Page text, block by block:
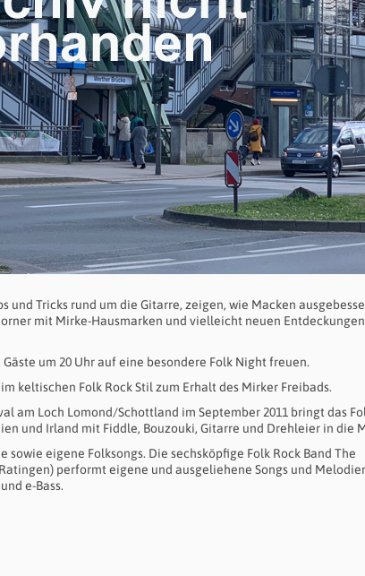
Tricks rund um die Gitarre, zeigen, wie Macken
mit Mirke-Hausmarken und vielleicht neuen
um 20 Uhr auf eine besondere Folk Night freuen.
keltischen Folk Rock Stil zum Erhalt des Mirker Freibads.
am Loch Lomond/Schottland im September 2011 bringt das
und Irland mit Fiddle, Bouzouki, Gitarre und Drehleier in die
sowie eigene Folksongs. Die sechsköpfige Folk Rock Band The
performt eigene und ausgeliehene Songs und
e-Bass.